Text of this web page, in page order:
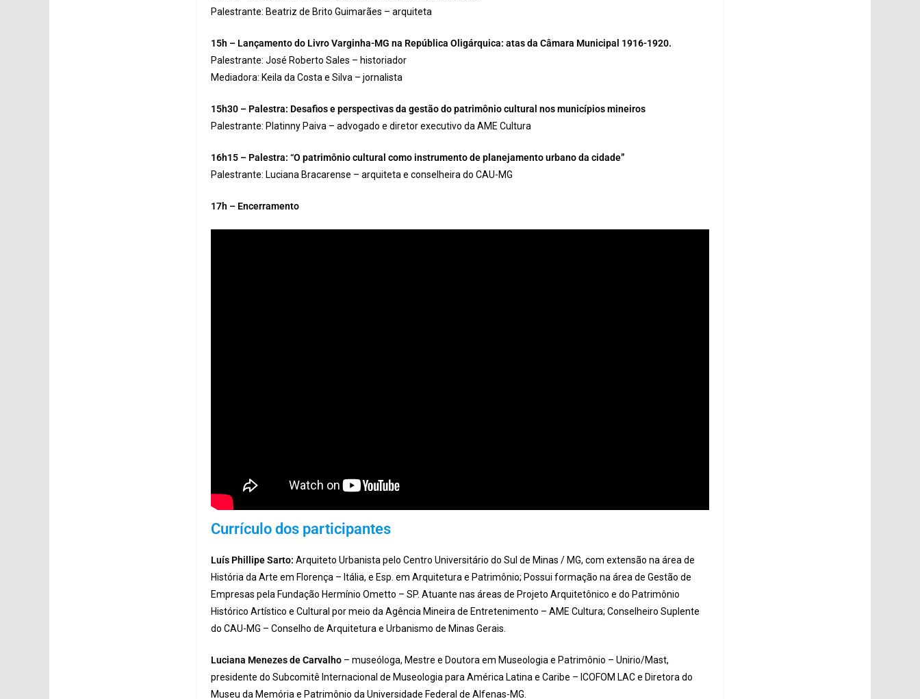
Palestrante: Beatriz de Brito Guimarães – arquiteta
15h – Lançamento do Livro Varginha-MG na República Oligárquica: atas da Câmara Municipal 1916-1920.
Palestrante: José Roberto Sales – historiador
Mediadora: Keila da Costa e Silva – jornalista
15h30 – Palestra: Desafios e perspectivas da gestão do patrimônio cultural nos municípios mineiros
Palestrante: Platinny Paiva – advogado e diretor executivo da AME Cultura
16h15 – Palestra: “O patrimônio cultural como instrumento de planejamento urbano da cidade”
Palestrante: Luciana Bracarense – arquiteta e conselheira do CAU-MG
17h – Encerramento
Currículo dos participantes
Luís Phillipe Sarto: Arquiteto Urbanista pelo Centro Universitário do Sul de Minas / MG, com extensão na área de
História da Arte em Florença – Itália, e Esp. em Arquitetura e Patrimônio; Possui formação na área de Gestão de
Empresas pela Fundação Hermínio Ometto – SP. Atuante nas áreas de Projeto Arquitetônico e do Patrimônio
Histórico Artístico e Cultural por meio da Agência Mineira de Entretenimento – AME Cultura; Conselheiro Suplente
do CAU-MG – Conselho de Arquitetura e Urbanismo de Minas Gerais.
Luciana Menezes de Carvalho – museóloga, Mestre e Doutora em Museologia e Patrimônio – Unirio/Mast,
presidente do Subcomitê Internacional de Museologia para América Latina e Caribe – ICOFOM LAC e Diretora do
Museu da Memória e Patrimônio da Universidade Federal de Alfenas-MG.